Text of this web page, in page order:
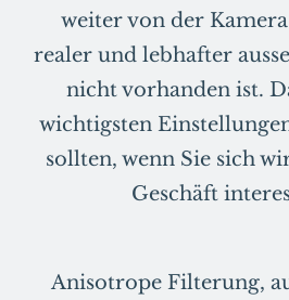
weiter von der
realer und lebhafter
nicht vorhanden ist.
wichtigsten
sollten, wenn Sie sich
Geschäft
Anisotrope Filterung,